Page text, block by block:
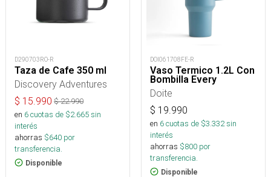
D290703RO-R
Taza de Cafe 350 ml
Discovery Adventures
$ 15.990 $22.990
en 6cuotas de $2.665sin
interés
ahorras $640 por
transferencia.
Disponible
DOI061708FE-R
Vaso Termico 1.2L Con
Bombilla Every
Doite
$ 19.990
en 6cuotas de $3.332sin
interés
ahorras $800 por
transferencia.
Disponible